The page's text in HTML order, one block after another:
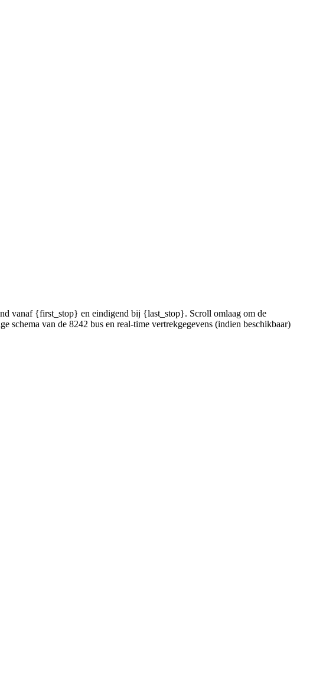
vanaf {first_stop} en eindigend bij {last_stop}. Scroll omlaag om de
schema van de 8242 bus en real-time vertrekgegevens (indien beschikbaar)